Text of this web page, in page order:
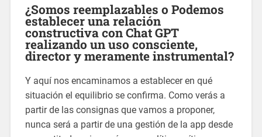
¿Somos reemplazables o Podemos
establecer una relación
constructiva conChat GPT
realizando un uso consciente,
director y meramente instrumental?
Y aquí nos encaminamos a establecer en qué
situación el equilibrio se confirma. Como verás a
partir de las consignas que vamos a proponer,
nunca será a partir de una gestión de la app desde